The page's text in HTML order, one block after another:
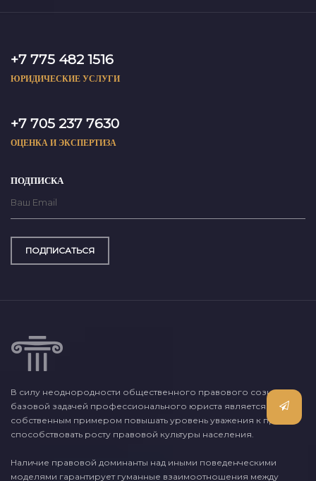
+7 775 482 1516
ЮРИДИЧЕСКИЕ УСЛУГИ
+7 705 237 7630
ОЦЕНКА И ЭКСПЕРТИЗА
ПОДПИСКА
ПОДПИСАТЬСЯ
В силу неоднородности общественного правового сознания,
базовой задачей профессионального юриста является
собственным примером повышать уровень уважения к праву и
способствовать росту правовой культуры населения.
Наличие правовой доминанты над иными поведенческими
моделями гарантирует гуманные взаимоотношения между